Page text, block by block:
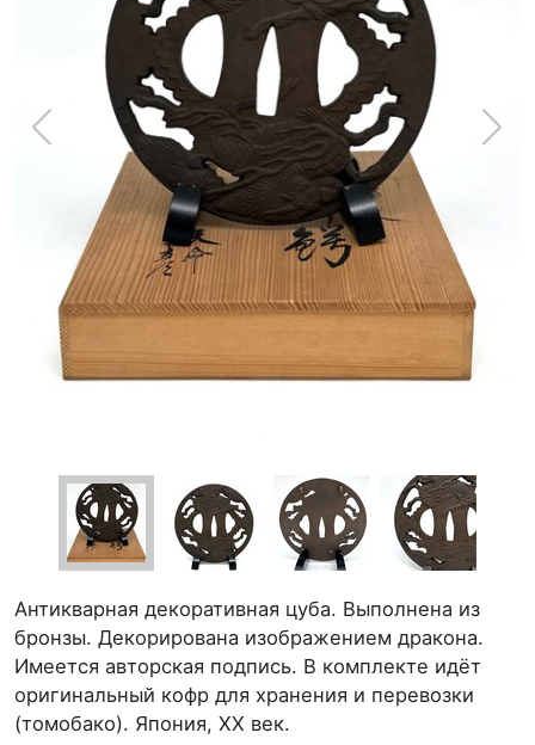
Антикварная декоративная цуба. Выполнена из
бронзы. Декорирована изображением дракона.
Имеется авторская подпись. В комплекте идёт
оригинальный кофр для хранения и перевозки
(томобако). Япония, XX век.